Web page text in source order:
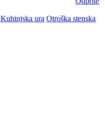
Kuhinjska ura Otroška stenska